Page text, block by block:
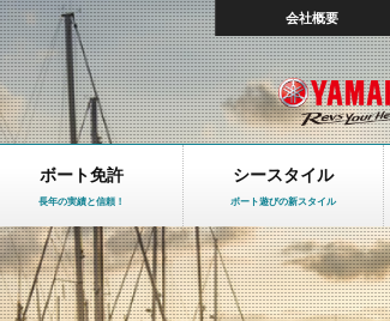
会社概要
ボート免許
長年の実績と信頼！
シースタイル
ボート遊びの新スタイル